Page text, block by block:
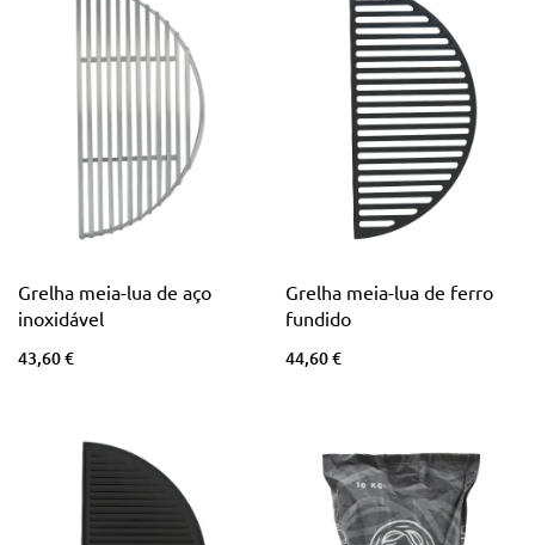
Grelha meia-lua de aço
inoxidável
43,60 €
Grelha meia-lua de ferro
fundido
44,60 €